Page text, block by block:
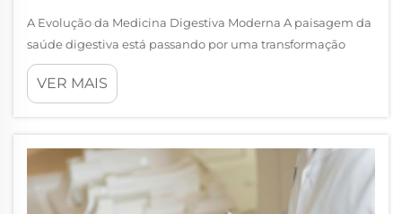
A Evolução da Medicina Digestiva Moderna A paisagem da
saúde digestiva está passando por uma transformação
notável à medida que nossos hábitos alimentares
continuam a evoluir no século XXI. Os medicamentos
VER MAIS